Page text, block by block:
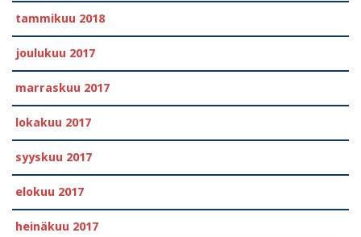
tammikuu 2018
joulukuu 2017
marraskuu 2017
lokakuu 2017
syyskuu 2017
elokuu 2017
heinäkuu 2017